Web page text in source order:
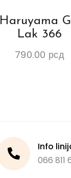
Haruyama
Lak 366
790.00 рсд
Info
066 811